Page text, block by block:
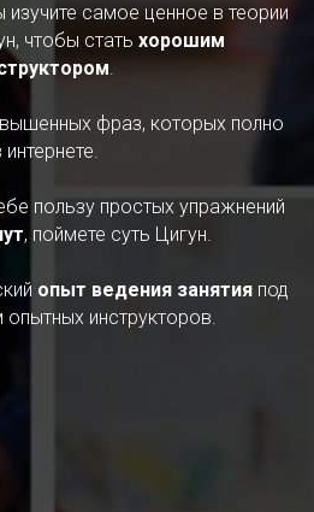
изучите самое ценное в теории
чтобы стать хорошим
.
фраз, которых полно
интернете.
пользу простых упражнений
, поймете суть Цигун.
опыт ведения занятия под
инструкторов.